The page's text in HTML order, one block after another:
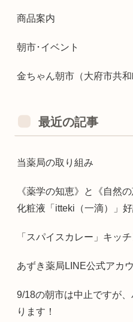
商品案内
朝市･イベント
金ちゃん朝市（大府市共和
最近の記事
当薬局の取り組み
《薬学の知恵》と《自然
化粧液「itteki（一滴）」
「スパイスカレー」キッ
あずき薬局LINE公式アカ
9/18の朝市は中止ですが
ります！